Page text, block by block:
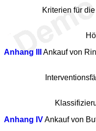
Kriterien für
Anhang III
Ankauf von
Anhang IVAnkauf von